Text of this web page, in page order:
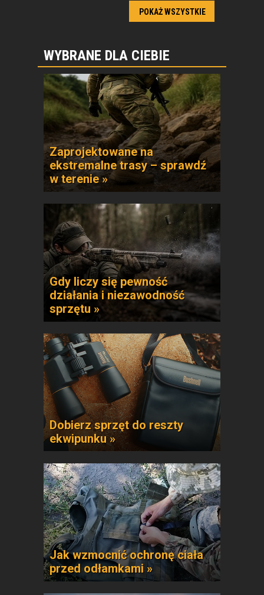
POKAŻ WSZYSTKIE
WYBRANE DLA CIEBIE
Zaprojektowane na
ekstremalne trasy – sprawdź
w terenie »
Gdy liczy się pewność
działania i niezawodność
sprzętu »
Dobierz sprzęt do reszty
ekwipunku »
Jak wzmocnić ochronę ciała
przed odłamkami »